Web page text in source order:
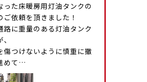
った床暖房用灯油タンクの
ご依頼を頂きました！
路に重量のある灯油タンク
傷つけないように慎重に撤
めて…